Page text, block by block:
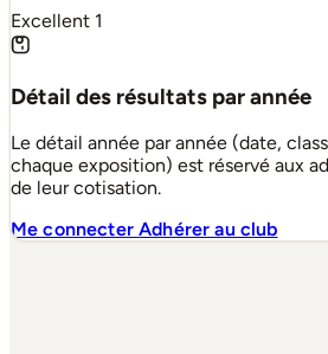
Excellent 1
Détail des résultats par année
Le détail année par année (date,
chaque exposition) est réservé aux
de leur cotisation.
Me connecterAdhérer au club